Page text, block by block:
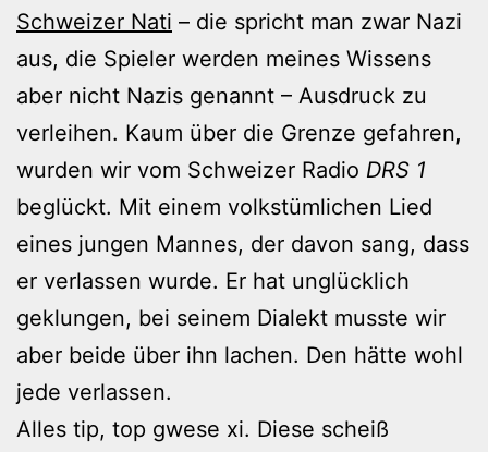
Schweizer Nati – die spricht man zwar Nazi
aus, die Spieler werden meines Wissens
aber nicht Nazis genannt – Ausdruck zu
verleihen. Kaum über die Grenze gefahren,
wurden wir vom Schweizer Radio DRS 1
beglückt. Mit einem volkstümlichen Lied
eines jungen Mannes, der davon sang, dass
er verlassen wurde. Er hat unglücklich
geklungen, bei seinem Dialekt musste wir
aber beide über ihn lachen. Den hätte wohl
jede verlassen.
Alles tip, top gwese xi. Diese scheiß